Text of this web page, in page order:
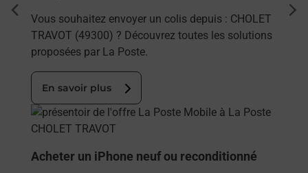
Vous souhaitez envoyer un colis depuis : CHOLET
TRAVOT (49300) ? Découvrez toutes les solutions
proposées par La Poste.
En savoir plus
En savoir plus
Acheter un iPhone neuf ou reconditionné